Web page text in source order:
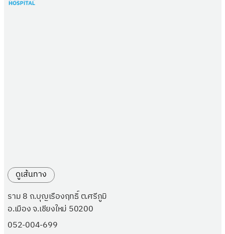
ดูเส้นทาง
ราม 8 ถ.บุญเรืองฤทธิ์ ต.ศรีภูมิ
อ.เมือง จ.เชียงใหม่ 50200
052-004-699